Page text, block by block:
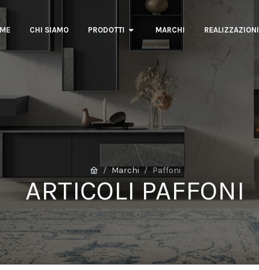
CHI SIAMO PRODOTTI MARCHI REALIZZAZIONI
Marchi Paffoni
ARTICOLI PAFFONI